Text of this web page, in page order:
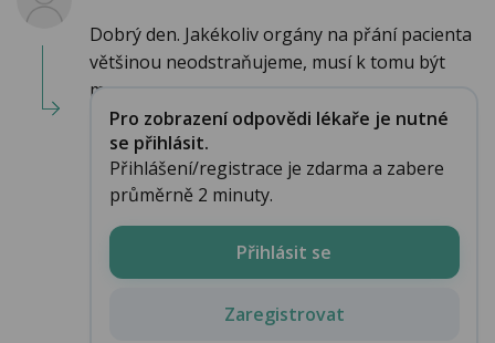
Dobrý den. Jakékoliv orgány na přání pacienta
většinou neodstraňujeme, musí k tomu být
me...
Pro zobrazení odpovědi lékaře je nutné
se přihlásit.
Přihlášení/registrace je zdarma a zabere
průměrně 2 minuty.
Přihlásit se
Zaregistrovat